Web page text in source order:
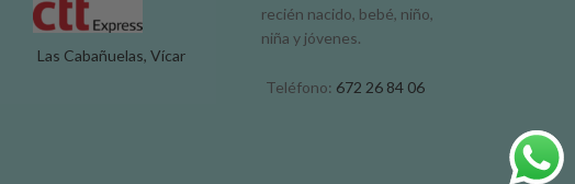
Las Cabañuelas, Vícar
recién nacido, bebé, niño,
niña y jóvenes.
Teléfono: 672 26 84 06